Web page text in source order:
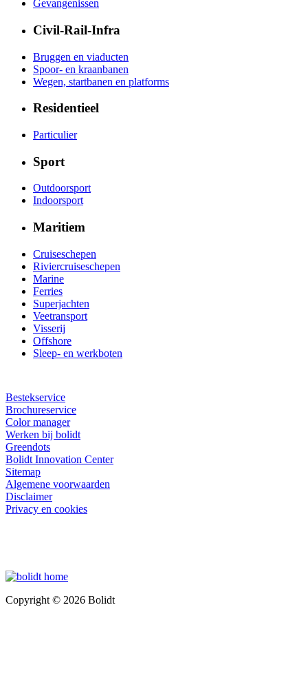
Gevangenissen
Civil-Rail-Infra
Bruggen en viaducten
Spoor- en kraanbanen
Wegen, startbanen en platforms
Residentieel
Particulier
Sport
Outdoorsport
Indoorsport
Maritiem
Cruiseschepen
Riviercruiseschepen
Marine
Ferries
Superjachten
Veetransport
Visserij
Offshore
Sleep- en werkboten
Bestekservice
Brochureservice
Color manager
Werken bij bolidt
Greendots
Bolidt Innovation Center
Sitemap
Algemene voorwaarden
Disclaimer
Privacy en cookies
Copyright © 2026 Bolidt